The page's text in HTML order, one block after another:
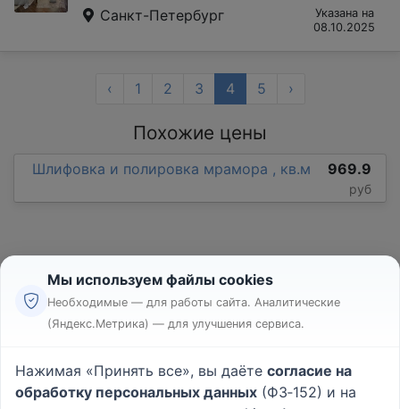
Санкт-Петербург
Указана на
08.10.2025
‹ 1 2 3 4 5 ›
Похожие цены
Шлифовка и полировка мрамора , кв.м 969.9
руб
Реклама
Пользовательское соглашение
Политика конфиденциальности
Мы используем файлы cookies
Необходимые — для работы сайта. Аналитические
(Яндекс.Метрика) — для улучшения сервиса.
Нажимая «Принять все», вы даёте согласие на
обработку персональных данных (ФЗ‑152) и на